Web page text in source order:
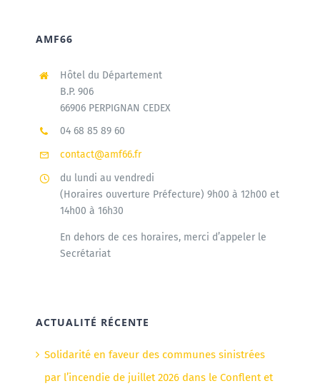
AMF66
Hôtel du Département
B.P. 906
66906 PERPIGNAN CEDEX
04 68 85 89 60
contact@amf66.fr
du lundi au vendredi
(Horaires ouverture Préfecture) 9h00 à 12h00 et
14h00 à 16h30
En dehors de ces horaires, merci d’appeler le
Secrétariat
ACTUALITÉ RÉCENTE
Solidarité en faveur des communes sinistrées
par l’incendie de juillet 2026 dans le Conflent et